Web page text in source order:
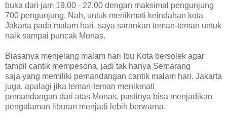
buka dari jam 19.00 - 22.00 dengan maksimal pengunjung
700 pengunjung. Nah, untuk menikmati keindahan kota
Jakarta pada malam hari, saya sarankan teman-teman untuk
naik sampai puncak Monas.
Biasanya menjelang malam hari Ibu Kota bersolek agar
tampil cantik mempesona, jadi tak hanya Semarang
saja yang memiliki pemandangan cantik malam hari. Jakarta
juga, apalagi jika teman-teman menikmati
pemandangan dari atas Monas, pastinya bisa menjadikan
pengalaman liburan menjadi lebih berwarna.